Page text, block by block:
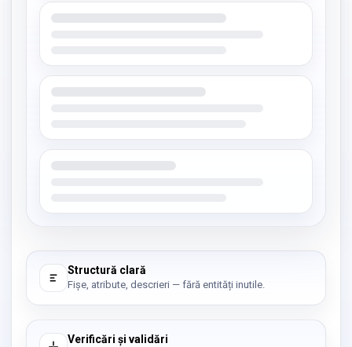
Structură clară
Fișe, atribute, descrieri — fără entități inutile.
Verificări și validări